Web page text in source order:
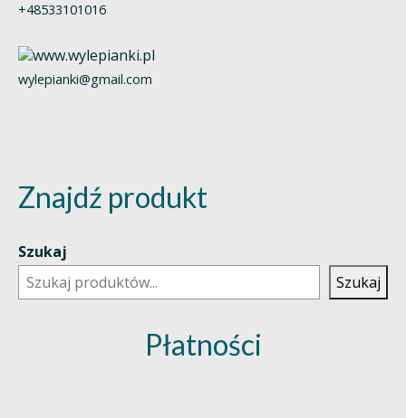
+48533101016
wylepianki@gmail.com
Znajdź produkt
Szukaj
Szukaj
Płatności